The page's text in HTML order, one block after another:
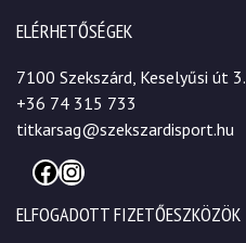
ELÉRHETŐSÉGEK
7100 Szekszárd, Keselyűsi út 3.
+36 74 315 733
titkarsag@szekszardisport.hu
Facebook
Instagram
ELFOGADOTT FIZETŐESZKÖZÖK